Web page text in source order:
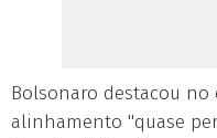
Bolsonaro destacou
alinhamento "quase